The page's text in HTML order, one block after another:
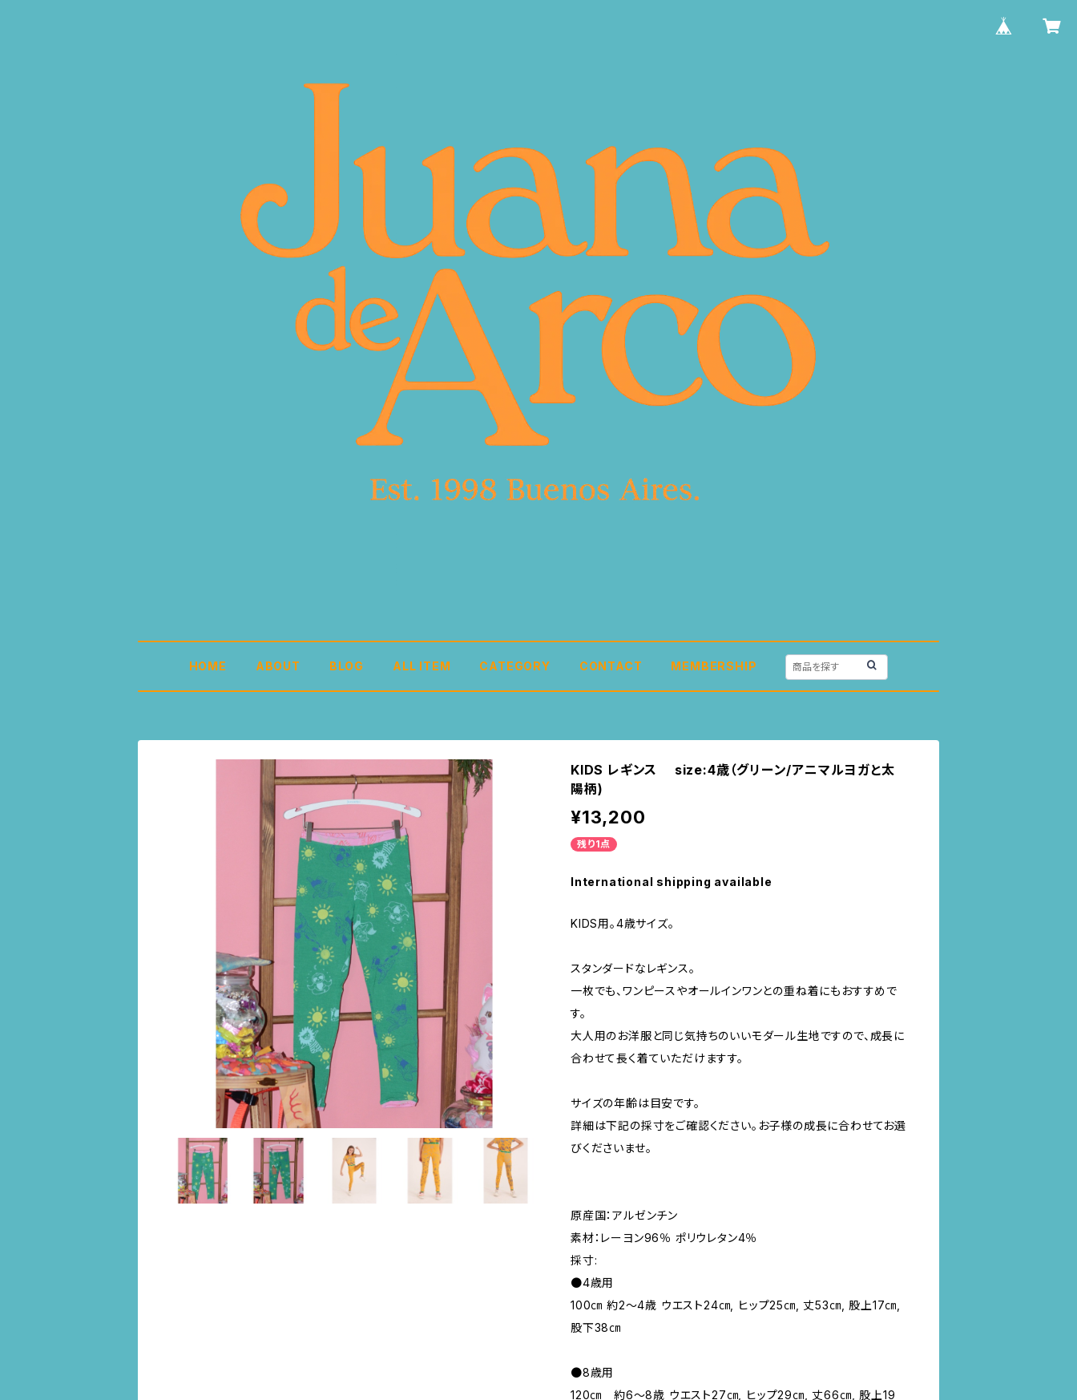
HOME ABOUT BLOG ALL ITEM CATEGORY CONTACT MEMBERSHIP
KIDS レギンス size:4歳（グリーン/アニマルヨガと太
陽柄)
¥13,200
残り1点
International shipping available
KIDS用。4歳サイズ。
スタンダードなレギンス。
一枚でも、ワンピースやオールインワンとの重ね着にもおすすめで
す。
大人用のお洋服と同じ気持ちのいいモダール生地ですので、成長に
合わせて長く着ていただけますす。
サイズの年齢は目安です。
詳細は下記の採寸をご確認ください。お子様の成長に合わせてお選
びくださいませ。
原産国：アルゼンチン
素材：レーヨン96％ ポリウレタン4％
採寸:
●4歳用
100㎝ 約2～4歳 ウエスト24㎝, ヒップ25㎝, 丈53㎝, 股上17㎝,
股下38㎝
●8歳用
120㎝ 約6～8歳 ウエスト27㎝, ヒップ29㎝, 丈66㎝, 股上19